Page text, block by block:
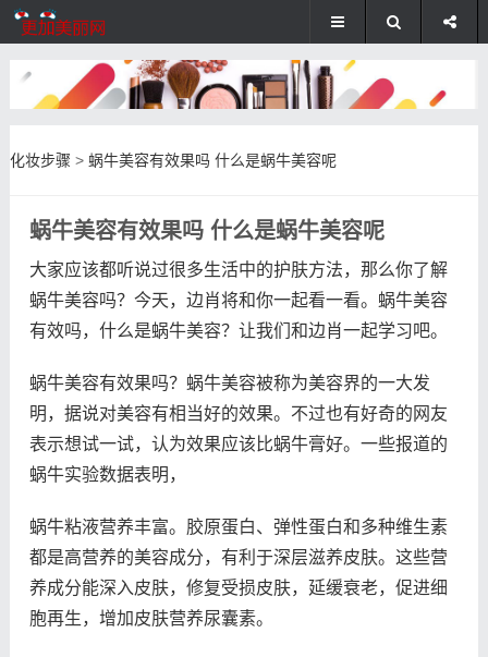
化妆步骤 > 蜗牛美容有效果吗 什么是蜗牛美容呢
蜗牛美容有效果吗 什么是蜗牛美容呢
大家应该都听说过很多生活中的护肤方法，那么你了解
蜗牛美容吗？今天，边肖将和你一起看一看。蜗牛美容
有效吗，什么是蜗牛美容？让我们和边肖一起学习吧。
蜗牛美容有效果吗？蜗牛美容被称为美容界的一大发
明，据说对美容有相当好的效果。不过也有好奇的网友
表示想试一试，认为效果应该比蜗牛膏好。一些报道的
蜗牛实验数据表明，
蜗牛粘液营养丰富。胶原蛋白、弹性蛋白和多种维生素
都是高营养的美容成分，有利于深层滋养皮肤。这些营
养成分能深入皮肤，修复受损皮肤，延缓衰老，促进细
胞再生，增加皮肤营养尿囊素。